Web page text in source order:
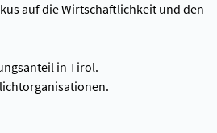
auf die Wirtschaftlichkeit und den
in Tirol.